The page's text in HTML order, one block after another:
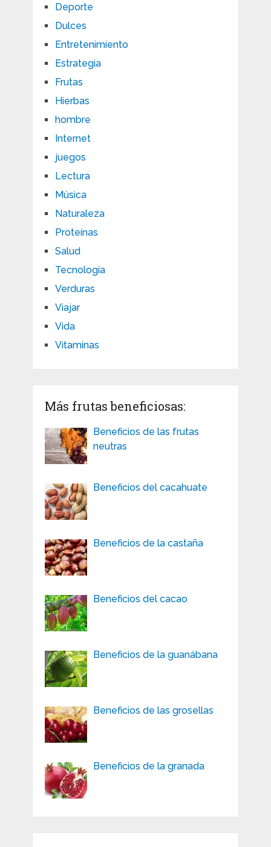
Deporte
Dulces
Entretenimiento
Estrategia
Frutas
Hierbas
hombre
Internet
juegos
Lectura
Música
Naturaleza
Proteínas
Salud
Tecnología
Verduras
Viajar
Vida
Vitaminas
Más frutas beneficiosas:
Beneficios de las frutas
neutras
Beneficios del cacahuate
Beneficios de la castaña
Beneficios del cacao
Beneficios de la guanábana
Beneficios de las grosellas
Beneficios de la granada